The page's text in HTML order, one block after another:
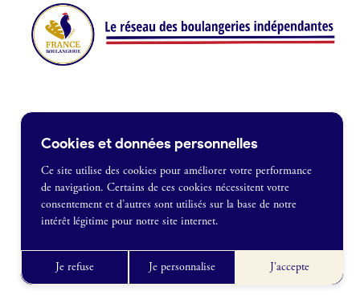
Je crée mon compte
France Boulangerie
1 rue Alexandre Fleming
09 86 23 49 09
Je souhaite être recontacté
CGU
Cookies et données personnelles
Ce site utilise des cookies pour améliorer votre performance
de navigation. Certains de ces cookies nécessitent votre
consentement et d’autres sont utilisés sur la base de notre
intérêt légitime pour notre site internet.
Je refuse Je personnalise J'accepte